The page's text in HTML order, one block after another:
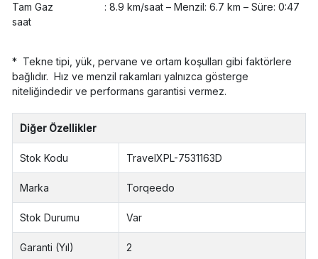
Tam Gaz : 8.9 km/saat – Menzil: 6.7 km – Süre: 0:47
saat
* Tekne tipi, yük, pervane ve ortam koşulları gibi faktörlere
bağlıdır. Hız ve menzil rakamları yalnızca gösterge
niteliğindedir ve performans garantisi vermez.
Diğer Özellikler
Stok Kodu TravelXPL-7531163D
Marka Torqeedo
Stok Durumu Var
Garanti (Yıl) 2